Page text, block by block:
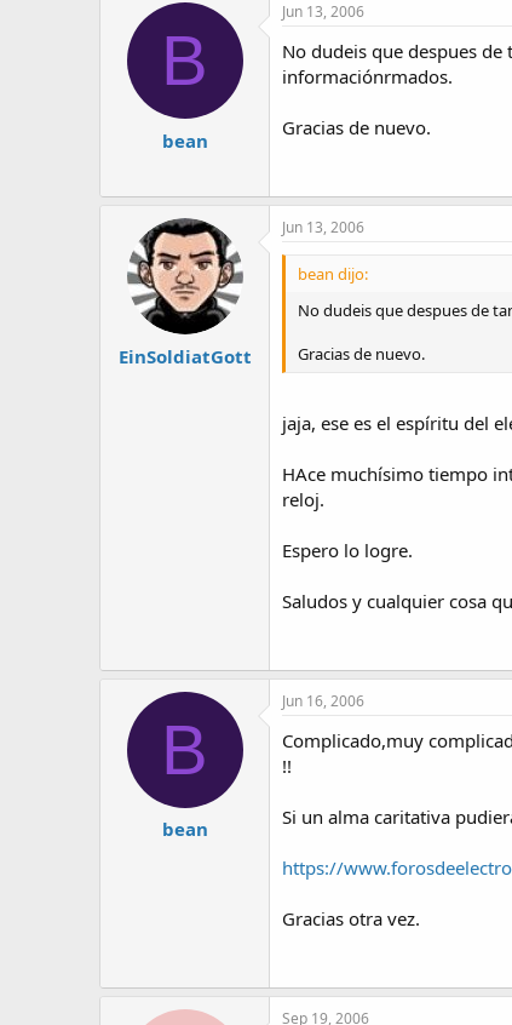
B
bean
Jun 13, 2006
No dudeis que despues
informaciónrmados.
Gracias de nuevo.
EinSoldiatGott
Jun 13, 2006
bean dijo:
No dudeis que despues de
Gracias de nuevo.
jaja, ese es el espíritu del
HAce muchísimo tiempo
reloj.
Espero lo logre.
Saludos y cualquier cosa
B
bean
Jun 16, 2006
Complicado,muy
!!
Si un alma caritativa
https://
Gracias otra vez.
Sep 19, 2006